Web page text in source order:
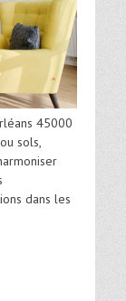
45000
sols,
dans les